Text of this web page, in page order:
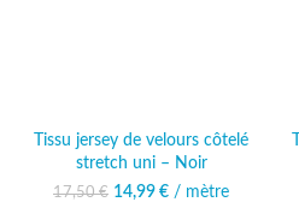
Tissu jersey de velours côtelé
stretch uni – Noir
17,50€
Le prix initial était :
14,99 €
Le prix
/ mètre